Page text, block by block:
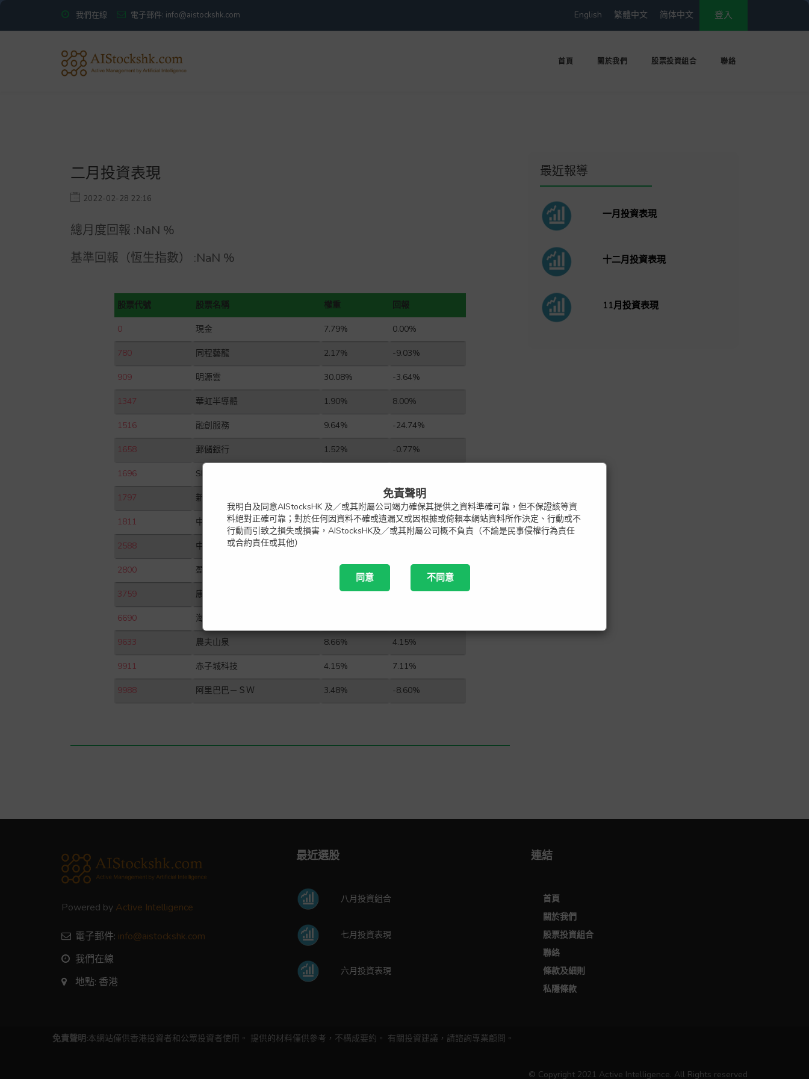
我們在線 電子郵件: info@aistockshk.com 登入
简体中文
繁體中文
English
首頁 關於我們 股票投資組合 聯絡
免責聲明
我明白及同意AIStocksHK 及／或其附屬公司竭力確保其提供之資料準確可靠，但不保證該等資
料絕對正確可靠；對於任何因資料不確或遺漏又或因根據或倚賴本網站資料所作決定、行動或不
行動而引致之損失或損害，AIStocksHK及／或其附屬公司概不負責（不論是民事侵權行為責任
或合約責任或其他）
同意 不同意
二月投資表現
2022-02-28 22:16
總月度回報 :NaN %
基準回報（恆生指數） :NaN %
股票代號 股票名稱 權重 回報
0 現金 7.79% 0.00%
780 同程藝龍 2.17% -9.03%
909 明源雲 30.08% -3.64%
1347 華虹半導體 1.90% 8.00%
1516 融創服務 9.64% -24.74%
1658 郵儲銀行 1.52% -0.77%
1696 SISRAM MED
1797 新東方在綫 16.75%
1811 中廣核新能源 1.57% -11.93%
2588 中銀航空租賃
2800 盈富基金 5.06% -4.59%
3759 康龍化成 2.16% -4.41%
6690 海爾智家
9633 農夫山泉 8.66% 4.15%
9911 赤子城科技 4.15% 7.11%
9988 阿里巴巴－ＳＷ 3.48% -8.60%
最近報導
一月投資表現
十二月投資表現
11月投資表現
Powered by Active Intelligence
電子郵件: info@aistockshk.com
我們在線
地點: 香港
最近選股
八月投資組合
七月投資表現
六月投資表現
連結
首頁
關於我們
股票投資組合
聯絡
條款及細則
私隱條款
免責聲明:本網站僅供香港投資者和公眾投資者使用。 提供的材料僅供參考，不構成要約。 有關投資建議，請諮詢專業顧問。
© Copyright 2021 Active Intelligence. All Rights reserved